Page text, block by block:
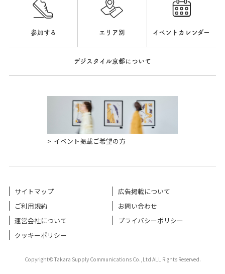
参加する エリア別 イベントカレンダー
デジスタイル京都について
イベント掲載ご希望の方
サイトマップ
広告掲載について
ご利用規約
お問い合わせ
運営会社について
プライバシーポリシー
クッキーポリシー
Copyright©Takara Supply Communications Co.,Ltd ALL Rights Reserved.